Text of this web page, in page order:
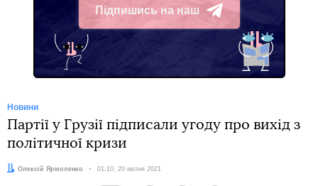
Підпишись на наш
Telegram
Новини
Партії у Грузії підписали угоду про вихід з
політичної кризи
Автор:
Олексій Ярмоленко Дата:
01:10, 20 квітня 2021